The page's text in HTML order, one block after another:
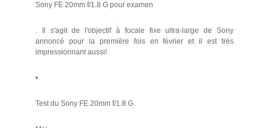
Sony FE 20mm f/1.8 G pour examen
. Il s'agit de l'objectif à focale fixe ultra-large de Sony
annoncé pour la première fois en février et il est très
impressionnant aussi!
•
Test du Sony FE 20mm f/1.8 G